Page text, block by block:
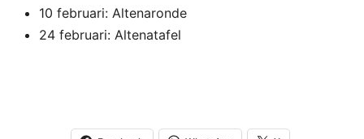
10 februari: Altenaronde
24 februari: Altenatafel